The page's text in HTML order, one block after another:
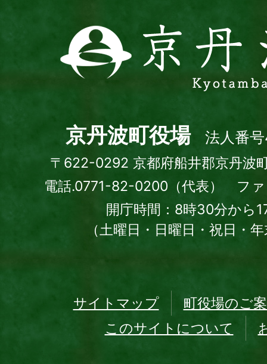
丹
波
town
京丹波町役場 法人番
〒622-0292 京都府船井郡京丹波
電話.0771-82-0200（代表） フ
開庁時間：8時30分から
（土曜日・日曜日・祝日・
サイトマップ
町役場のご
このサイトについて